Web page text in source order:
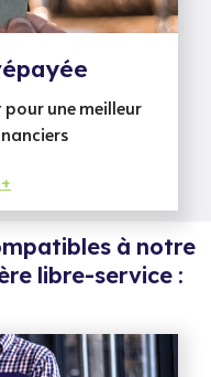
une meilleur
à notre
libre-service :